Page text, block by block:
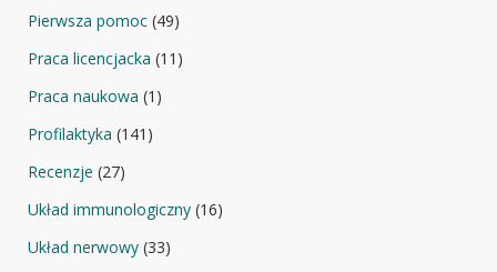
Pierwsza pomoc (49)
Praca licencjacka (11)
Praca naukowa (1)
Profilaktyka (141)
Recenzje (27)
Układ immunologiczny (16)
Układ nerwowy (33)